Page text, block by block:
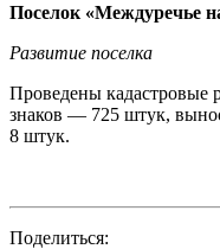
Поселок «Междуречье
Развитие поселка
Проведены кадастровые
знаков — 725 штук,
8 штук.
Поделиться: